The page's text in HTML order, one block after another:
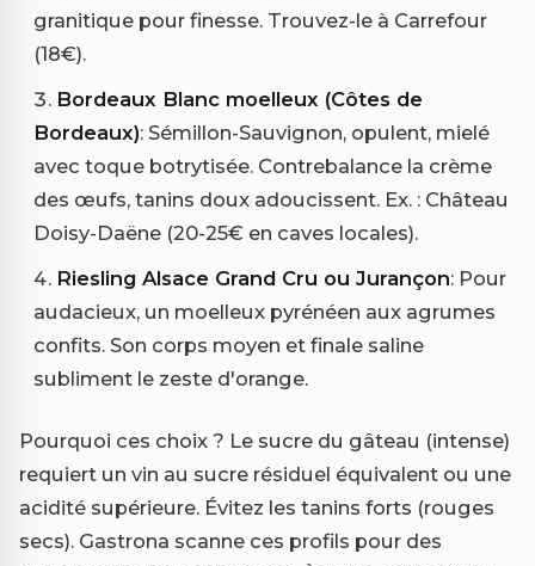
granitique pour finesse. Trouvez-le à Carrefour
(18€).
Bordeaux Blanc moelleux (Côtes de
Bordeaux): Sémillon-Sauvignon, opulent, mielé
avec toque botrytisée. Contrebalance la crème
des œufs, tanins doux adoucissent. Ex. : Château
Doisy-Daëne (20-25€ en caves locales).
Riesling Alsace Grand Cru ou Jurançon: Pour
audacieux, un moelleux pyrénéen aux agrumes
confits. Son corps moyen et finale saline
subliment le zeste d'orange.
Pourquoi ces choix ? Le sucre du gâteau (intense)
requiert un vin au sucre résiduel équivalent ou une
acidité supérieure. Évitez les tanins forts (rouges
secs). Gastrona scanne ces profils pour des